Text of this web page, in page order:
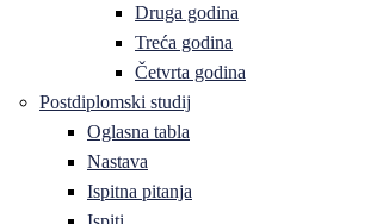
Druga godina
Treća godina
Četvrta godina
Postdiplomski studij
Oglasna tabla
Nastava
Ispitna pitanja